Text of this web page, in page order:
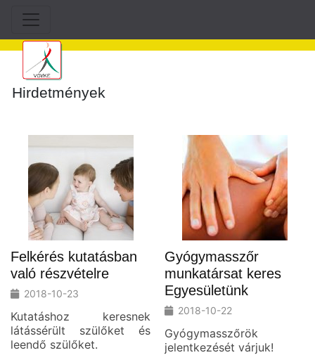
Hirdetmények
Felkérés kutatásban
való részvételre
2018-10-23
Kutatáshoz keresnek
látássérült szülőket és
leendő szülőket.
Gyógymasszőr
munkatársat keres
Egyesületünk
2018-10-22
Gyógymasszőrök
jelentkezését várjuk!